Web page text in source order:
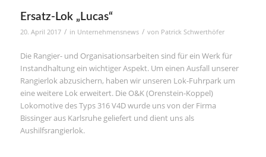
Ersatz-Lok „Lucas“
20. April 2017 / in Unternehmensnews / von Patrick Schwerthöfer
Die Rangier- und Organisationsarbeiten sind für ein Werk für
Instandhaltung ein wichtiger Aspekt. Um einen Ausfall unserer
Rangierlok abzusichern, haben wir unseren Lok-Fuhrpark um
eine weitere Lok erweitert. Die O&K (Orenstein-Koppel)
Lokomotive des Typs 316 V4D wurde uns von der Firma
Bissinger aus Karlsruhe geliefert und dient uns als
Aushilfsrangierlok.